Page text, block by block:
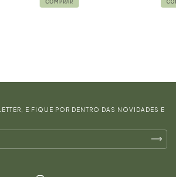
E FIQUE POR DENTRO DAS NOVIDADES E